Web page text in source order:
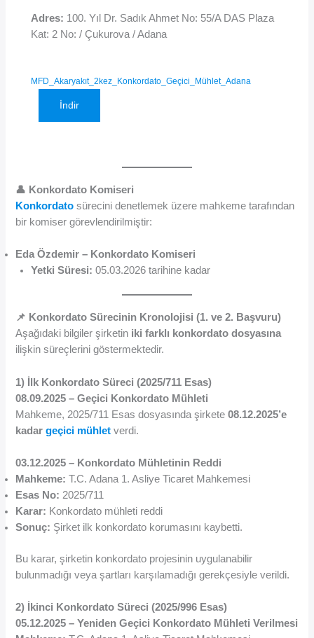
Adres: 100. Yıl Dr. Sadık Ahmet No: 55/A DAS Plaza
Kat: 2 No: / Çukurova / Adana
MFD_Akaryakıt_2kez_Konkordato_Geçici_Mühlet_Adana
İndir
👤 Konkordato Komiseri
Konkordatosürecini denetlemek üzere mahkeme tarafından
bir komiser görevlendirilmiştir:
Eda Özdemir – Konkordato Komiseri
Yetki Süresi: 05.03.2026 tarihine kadar
📌 Konkordato Sürecinin Kronolojisi (1. ve 2. Başvuru)
Aşağıdaki bilgiler şirketin iki farklı konkordato dosyasına
ilişkin süreçlerini göstermektedir.
1) İlk Konkordato Süreci (2025/711 Esas)
08.09.2025 – Geçici Konkordato Mühleti
Mahkeme, 2025/711 Esas dosyasında şirkete08.12.2025’e
kadar geçici mühletverdi.
03.12.2025 – Konkordato Mühletinin Reddi
Mahkeme: T.C. Adana 1. Asliye Ticaret Mahkemesi
Esas No: 2025/711
Karar: Konkordato mühleti reddi
Sonuç: Şirket ilk konkordato korumasını kaybetti.
Bu karar, şirketin konkordato projesinin uygulanabilir
bulunmadığı veya şartları karşılamadığı gerekçesiyle verildi.
2) İkinci Konkordato Süreci (2025/996 Esas)
05.12.2025 – Yeniden Geçici Konkordato Mühleti Verilmesi